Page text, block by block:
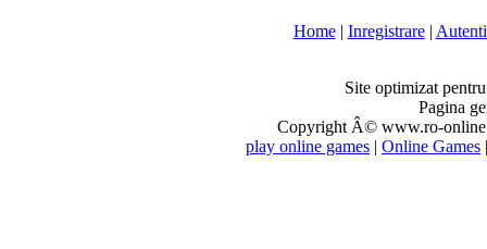
Home| Inregistrare|
Site optimizat
Pagina
Copyright Â© www.ro-
play online games | Online Games